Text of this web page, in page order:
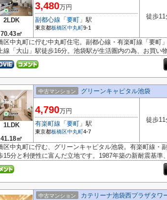
2LDK
70.43㎡
3,480万円
副都心線 「 要町 」駅
東京都板橋区中丸町9-1
徒歩11
区中丸町に佇む中丸町住宅。副都心線・有楽町線「要町
線「大山」駅徒歩16分。池袋駅が生活圏内の為、お買い
1LDK
41.18㎡
中古マンション グリーンキャピタル池袋
4,790万円
有楽町線 「 要町 」駅
東京都板橋区中丸町4-7
徒歩11
区中丸町に佇む、グリーンキャピタル池袋。有楽町線・
15分と利便性に富んだ立地です。1987年築の新耐震基準
中古マンション カテリーナ池袋西プラザタワ